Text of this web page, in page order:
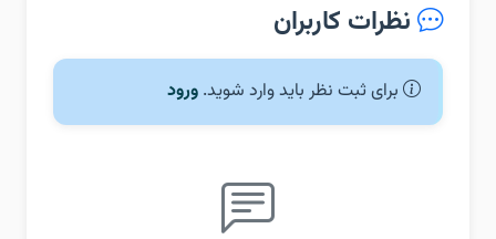
نظرات کاربران
برای ثبت نظر باید وارد شوید. ورود